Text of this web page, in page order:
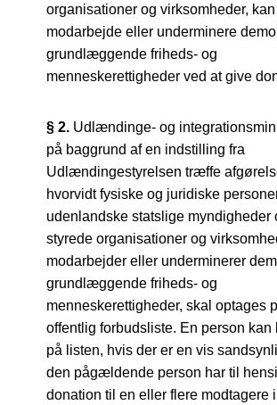
organisationer og virksomheder, kan
modarbejde eller underminere
grundlæggende friheds- og
menneskerettigheder ved at give
§ 2. Udlændinge- og
på baggrund af en indstilling fra
Udlændingestyrelsen træffe
hvorvidt fysiske og juridiske
udenlandske statslige myndigheder
styrede organisationer og
modarbejder eller underminerer
grundlæggende friheds- og
menneskerettigheder, skal optages
offentlig forbudsliste. En person kan
på listen, hvis der er en vis
den pågældende person har til
donation til en eller flere modtagere